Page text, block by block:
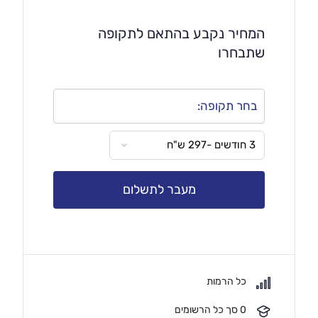
ומוצלחת יותר.
המחיר נקבע בהתאם לתקופה
שתבחרו
בחר תקופה:
מעבר לתשלום
כל הרמות
0 סך כל הרשומים